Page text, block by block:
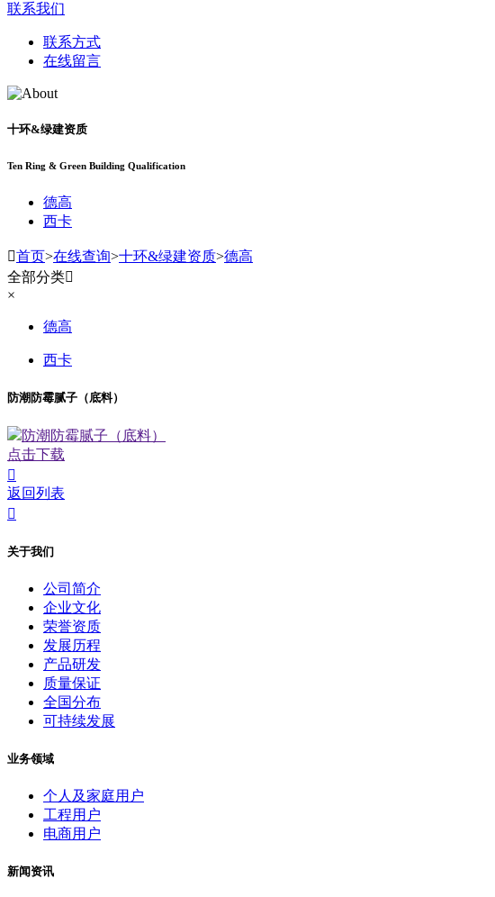
联系我们
联系方式
在线留言
十环&绿建资质
Ten Ring & Green Building Qualification
德高
西卡
首页>在线查询>十环&绿建资质>德高
全部分类
×
德高
西卡
防潮防霉腻子（底料）
防潮防霉腻子（底料）
点击下载

返回列表

关于我们
公司简介
企业文化
荣誉资质
发展历程
产品研发
质量保证
全国分布
可持续发展
业务领域
个人及家庭用户
工程用户
电商用户
新闻资讯